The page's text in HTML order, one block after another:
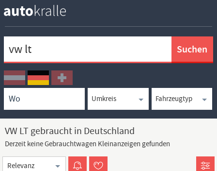
Ortssuche
Umkreissuche
Typsuche
VW LT gebraucht in Deutschland
Derzeit keine Gebrauchtwagen Kleinanzeigen gefunden
Sortierung